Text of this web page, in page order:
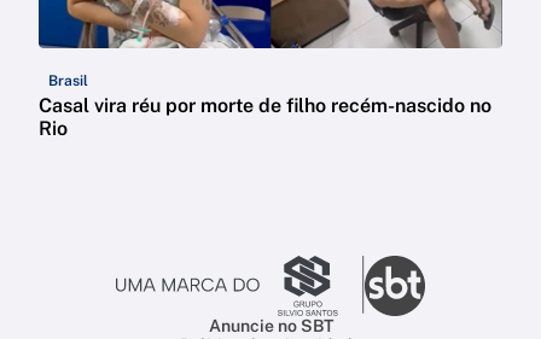
Brasil
Casal vira réu por morte de filho recém-nascido no
Rio
Anuncie no SBT